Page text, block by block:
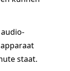
staat.